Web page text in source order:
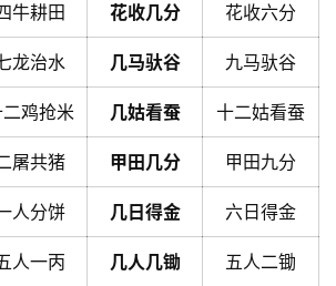
牛耕田 花收几分 花收六分
龙治水 几马驮谷 九马驮谷
鸡抢米 几姑看蚕 十二姑看蚕
屠共猪 甲田几分 甲田九分
人分饼 几日得金 六日得金
人一丙 几人几锄 五人二锄